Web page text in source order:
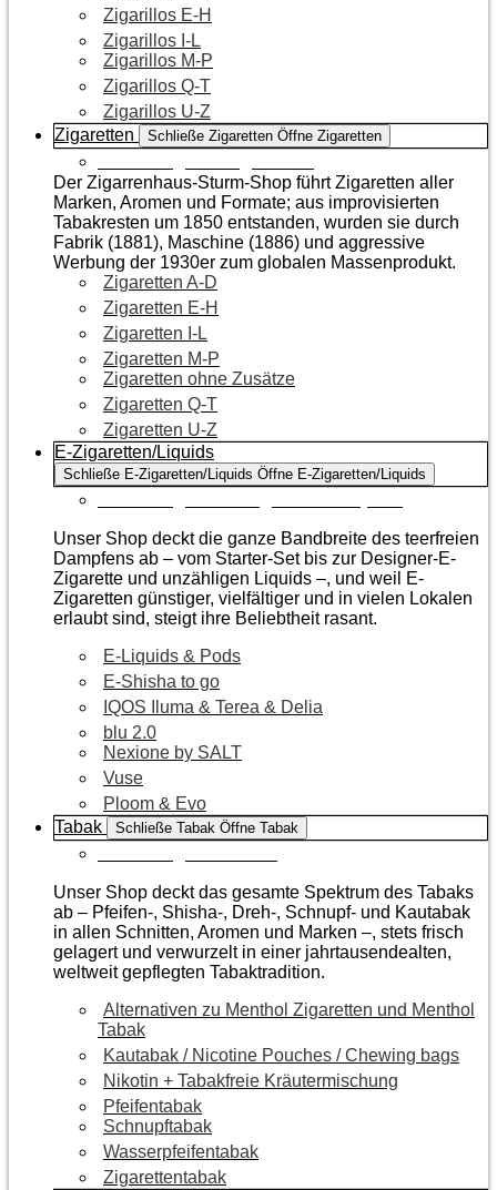
Zigarillos E-H
Zigarillos I-L
Zigarillos M-P
Zigarillos Q-T
Zigarillos U-Z
Zigaretten
Schließe Zigaretten Öffne Zigaretten
Der Zigarrenhaus-Sturm-Shop führt Zigaretten aller
Marken, Aromen und Formate; aus improvisierten
Tabakresten um 1850 entstanden, wurden sie durch
Fabrik (1881), Maschine (1886) und aggressive
Werbung der 1930er zum globalen Massenprodukt.
Zigaretten A-D
Zigaretten E-H
Zigaretten I-L
Zigaretten M-P
Zigaretten ohne Zusätze
Zigaretten Q-T
Zigaretten U-Z
E-Zigaretten/Liquids
Schließe E-Zigaretten/Liquids Öffne E-Zigaretten/Liquids
Unser Shop deckt die ganze Bandbreite des teerfreien
Dampfens ab – vom Starter-Set bis zur Designer-E-
Zigarette und unzähligen Liquids –, und weil E-
Zigaretten günstiger, vielfältiger und in vielen Lokalen
erlaubt sind, steigt ihre Beliebtheit rasant.
E-Liquids & Pods
E-Shisha to go
IQOS Iluma & Terea & Delia
blu 2.0
Nexione by SALT
Vuse
Ploom & Evo
Tabak
Schließe Tabak Öffne Tabak
Unser Shop deckt das gesamte Spektrum des Tabaks
ab – Pfeifen-, Shisha-, Dreh-, Schnupf- und Kautabak
in allen Schnitten, Aromen und Marken –, stets frisch
gelagert und verwurzelt in einer jahrtausendealten,
weltweit gepflegten Tabaktradition.
Alternativen zu Menthol Zigaretten und Menthol
Tabak
Kautabak / Nicotine Pouches / Chewing bags
Nikotin + Tabakfreie Kräutermischung
Pfeifentabak
Schnupftabak
Wasserpfeifentabak
Zigarettentabak